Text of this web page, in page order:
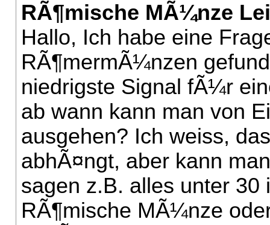
RÃ¶mische MÃ¼nze
Hallo, Ich habe eine
RÃ¶mermÃ¼nzen
niedrigste Signal fÃ¼r
ab wann kann man von
ausgehen? Ich weiss,
abhÃ¤ngt, aber kann
sagen z.B. alles unter
RÃ¶mische MÃ¼nze